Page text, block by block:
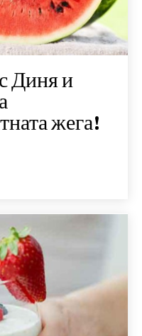
Диня и
жега!